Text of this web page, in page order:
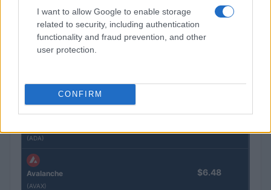
I want to allow Google to enable storage
related to security, including authentication
functionality and fraud prevention, and other
user protection.
CONFIRM
$1.04
(ADA)
Avalanche
(AVAX)
$6.48